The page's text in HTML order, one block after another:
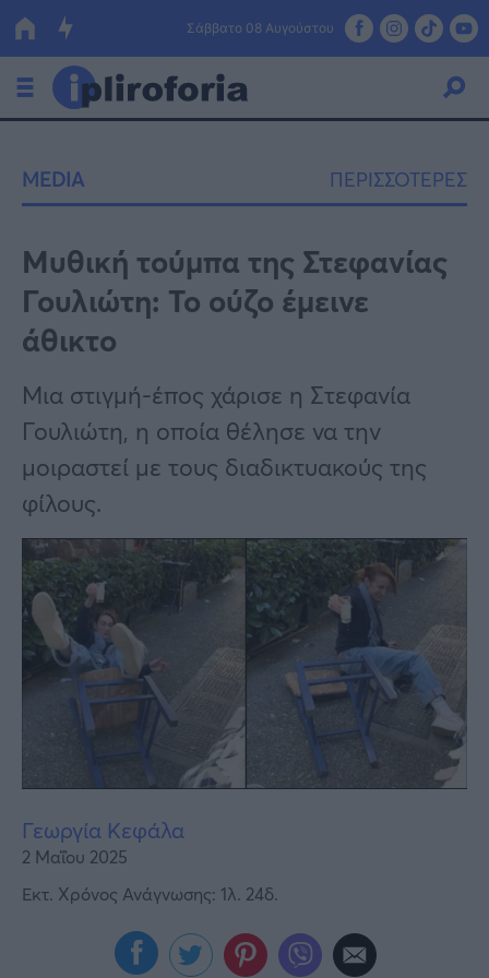
Σάββατο 08 Αυγούστου
Οικονομία
Πολιτική
Τράπεζες
Επιδοτήσεις
ΕΣΠΑ
Κόσμος
Lifestyle
Αθλητικά
Υγεία
Γυναίκα
Καιρός
MEDIA ΠΕΡΙΣΣΟΤΕΡΕΣ
Μυθική τούμπα της Στεφανίας
Γουλιώτη: Το ούζο έμεινε
άθικτο
Μια στιγμή-έπος χάρισε η Στεφανία
Γουλιώτη, η οποία θέλησε να την
μοιραστεί με τους διαδικτυακούς της
φίλους.
Γεωργία Κεφάλα
2 Μαΐου 2025
Εκτ. Χρόνος Ανάγνωσης: 1λ. 24δ.